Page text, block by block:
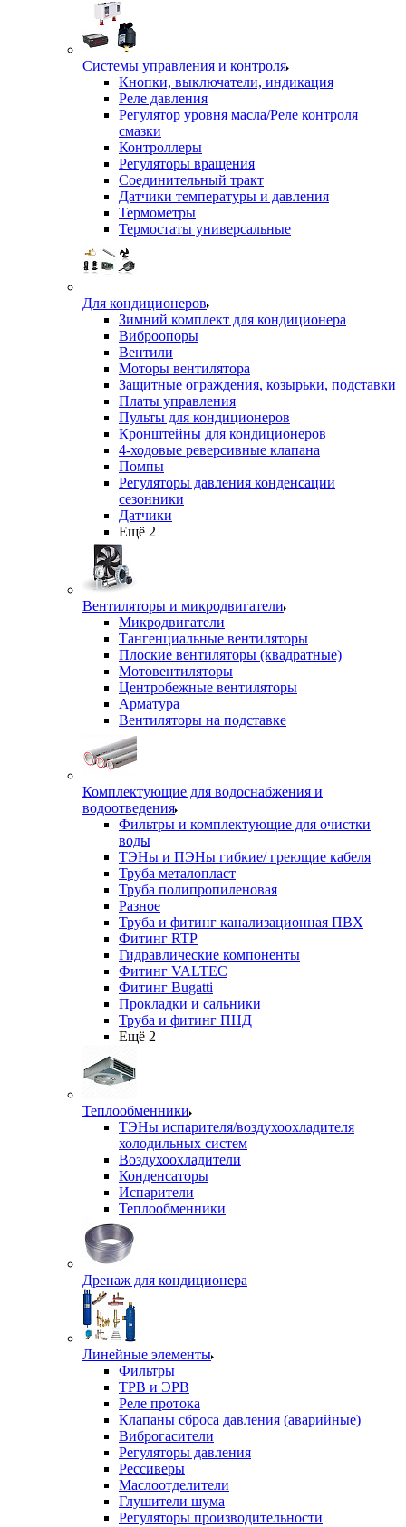
Системы управления и контроля
Кнопки, выключатели, индикация
Реле давления
Регулятор уровня масла/Реле контроля
смазки
Контроллеры
Регуляторы вращения
Соединительный тракт
Датчики температуры и давления
Термометры
Термостаты универсальные
Для кондиционеров
Зимний комплект для кондиционера
Виброопоры
Вентили
Моторы вентилятора
Защитные ограждения, козырьки, подставки
Платы управления
Пульты для кондиционеров
Кронштейны для кондиционеров
4-ходовые реверсивные клапана
Помпы
Регуляторы давления конденсации
сезонники
Датчики
Ещё 2
Вентиляторы и микродвигатели
Микродвигатели
Тангенциальные вентиляторы
Плоские вентиляторы (квадратные)
Мотовентиляторы
Центробежные вентиляторы
Арматура
Вентиляторы на подставке
Комплектующие для водоснабжения и
водоотведения
Фильтры и комплектующие для очистки
воды
ТЭНы и ПЭНы гибкие/ греющие кабеля
Труба металопласт
Труба полипропиленовая
Разное
Труба и фитинг канализационная ПВХ
Фитинг RTP
Гидравлические компоненты
Фитинг VALTEC
Фитинг Bugatti
Прокладки и сальники
Труба и фитинг ПНД
Ещё 2
Теплообменники
ТЭНы испарителя/воздухоохладителя
холодильных систем
Воздухоохладители
Конденсаторы
Испарители
Теплообменники
Дренаж для кондиционера
Линейные элементы
Фильтры
ТРВ и ЭРВ
Реле протока
Клапаны сброса давления (аварийные)
Виброгасители
Регуляторы давления
Рессиверы
Маслоотделители
Глушители шума
Регуляторы производительности